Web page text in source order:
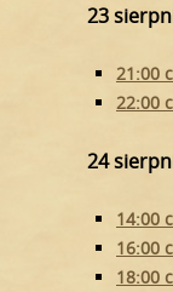
23
21:00
22:00
24
14:00
16:00
18:00